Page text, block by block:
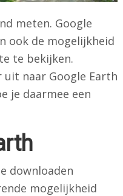
meten. Google
ook de mogelijkheid
te bekijken.
naar Google Earth
je daarmee een
downloaden
mogelijkheid